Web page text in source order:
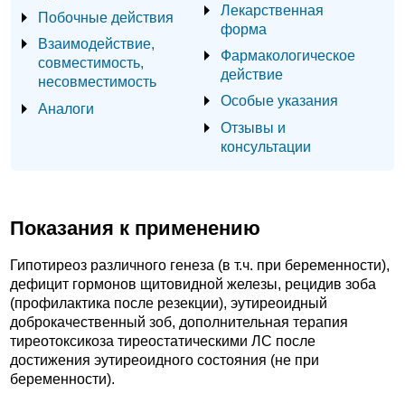
Побочные действия
Взаимодействие,
совместимость,
несовместимость
Аналоги
Лекарственная
форма
Фармакологическое
действие
Особые указания
Отзывы и
консультации
Показания к применению
Гипотиреоз различного генеза (в т.ч. при беременности),
дефицит гормонов щитовидной железы, рецидив зоба
(профилактика после резекции), эутиреоидный
доброкачественный зоб, дополнительная терапия
тиреотоксикоза тиреостатическими ЛС после
достижения эутиреоидного состояния (не при
беременности).